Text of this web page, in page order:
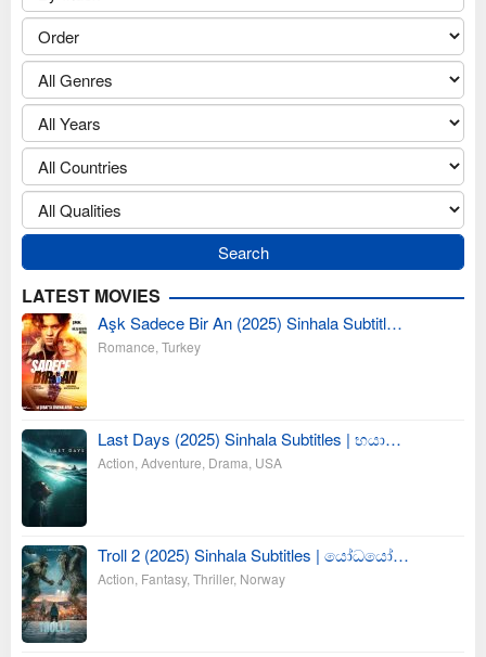
LATEST MOVIES
Aşk Sadece Bir An (2025) Sinhala Subtitl…
Romance Turkey
Last Days (2025) Sinhala Subtitles | භයා…
Action Adventure Drama USA
Troll 2 (2025) Sinhala Subtitles | යෝධයෝ…
Action Fantasy, Thriller, Norway